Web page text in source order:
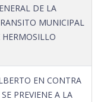
DE LA
MUNICIPAL
EN CONTRA
PREVIENE A LA